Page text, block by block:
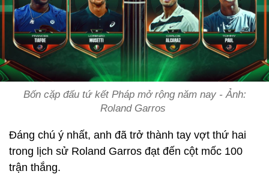
Bốn cặp đấu tứ kết Pháp mở rộng năm nay - Ảnh:
Roland Garros
Đáng chú ý nhất, anh đã trở thành tay vợt thứ hai
trong lịch sử Roland Garros đạt đến cột mốc 100
trận thắng.